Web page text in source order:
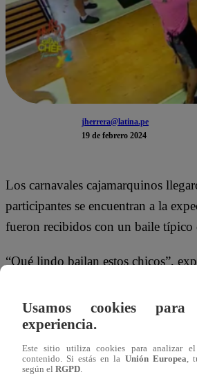
jherrera@latina.pe
19 de febrero 2024
Los carnavales cajamarquinos
participantes se encuentran a la
fueron recibidos con un baile típico
“Qué lindo bailan estos chicos”,
Este lunes 19 de febrero, Celine
Sánchez Patiño y Joaquín
ingresará a la cocina de El Gran
Usamos cookies
experiencia.
Este sitio utiliza cookies para analizar
contenido. Si estás en la Unión Europea ,
según el RGPD